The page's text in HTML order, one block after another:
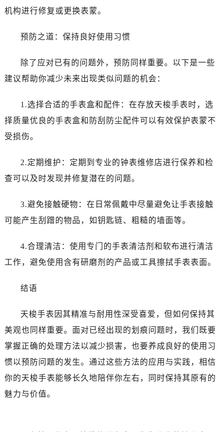
机构进行修复或更换表蒙。
预防之道：保持良好使用习惯
除了应对已有的问题外，预防同样重要。以下是一些
建议帮助你减少未来出现类似问题的机会：
1.选择合适的手表盒和配件：在存放天梭手表时，选
择质量优良的手表盒和防刮防尘配件可以有效保护表蒙不
受损伤。
2.定期维护：定期到专业的钟表维修店进行保养和检
查可以及时发现并修复潜在的问题。
3.避免接触硬物：在日常佩戴中尽量避免让手表接触
可能产生刮蹭的物品，如钥匙链、粗糙的墙面等。
4.合理清洁：使用专门的手表清洁剂和软布进行清洁
工作，避免使用含有研磨剂的产品或工具擦拭手表表面。
结语
天梭手表因其精准与耐用性深受喜爱，但如何保持其
美观也同样重要。面对已经出现的划痕问题时，我们既要
掌握正确的处理方法以减少损害，也要养成良好的使用习
惯以预防问题的发生。通过这些方法的应用与实践，相信
你的天梭手表能够长久地陪伴你左右，同时保持其原有的
魅力与价值。